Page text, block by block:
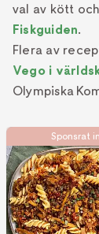
val av kött
Fiskguiden.
Flera av
Vego i
Olympiska
Sponsrat